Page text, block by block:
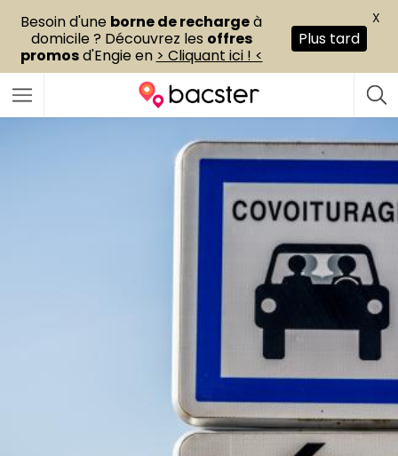
Besoin d'une borne de rechargeà
domicile ? Découvrez les offres
promosd'Engie en > Cliquant ici ! <
Plus tard
X